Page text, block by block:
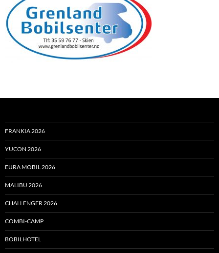
FRANKIA 2026
YUCON 2026
EURA MOBIL 2026
MALIBU 2026
CHALLENGER 2026
COMBI-CAMP
BOBILHOTEL